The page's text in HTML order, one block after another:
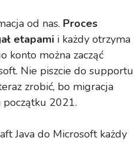
od nas. Proces
etapami i każdy otrzyma
konto można zacząć
Nie piszcie do supportu
zrobić, bo migracja
początku 2021.
Java do Microsoft każdy